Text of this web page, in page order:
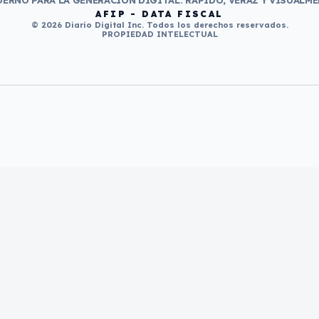
AFIP - DATA FISCAL
© 2026 Diario Digital Inc. Todos los derechos reservados.
PROPIEDAD INTELECTUAL